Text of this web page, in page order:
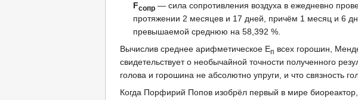
Fсопр — сила сопротивления воздуха в ежедневно
протяжении 2 месяцев и 17 дней, причём 1 месяц и 6
превышаемой среднюю на 58,392 %.
Вычислив среднее арифметическое Еп всех горошин,
свидетельствует о необычайной точности полученного
голова и горошина не абсолютно упруги, и что связность
Когда Порфирий Попов изобрёл первый в мире